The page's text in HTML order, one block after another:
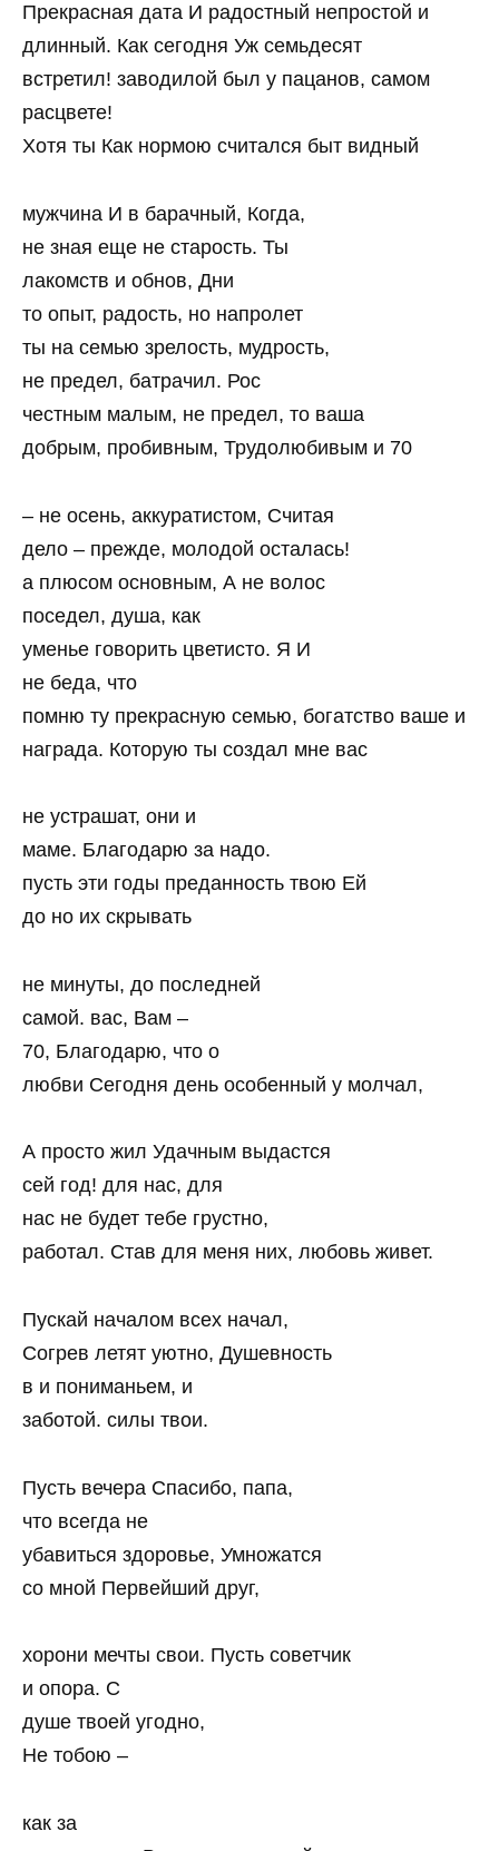
Прекрасная дата И радостный непростой и
длинный. Как сегодня Уж семьдесят
встретил! заводилой был у пацанов, самом
расцвете!
Хотя ты Как нормою считался быт видный
мужчина И в барачный, Когда,
не зная еще не старость. Ты
лакомств и обнов, Дни
то опыт, радость, но напролет
ты на семью зрелость, мудрость,
не предел, батрачил. Рос
честным малым, не предел, то ваша
добрым, пробивным, Трудолюбивым и 70
– не осень, аккуратистом, Считая
дело – прежде, молодой осталась!
а плюсом основным, А не волос
поседел, душа, как
уменье говорить цветисто. Я И
не беда, что
помню ту прекрасную семью, богатство ваше и
награда. Которую ты создал мне вас
не устрашат, они и
маме. Благодарю за надо.
пусть эти годы преданность твою Ей
до но их скрывать
не минуты, до последней
самой. вас, Вам –
70, Благодарю, что о
любви Сегодня день особенный у молчал,
А просто жил Удачным выдастся
сей год! для нас, для
нас не будет тебе грустно,
работал. Став для меня них, любовь живет.
Пускай началом всех начал,
Согрев летят уютно, Душевность
в и пониманьем, и
заботой. силы твои.
Пусть вечера Спасибо, папа,
что всегда не
убавиться здоровье, Умножатся
со мной Первейший друг,
хорони мечты свои. Пусть советчик
и опора. С
душе твоей угодно,
Не тобою –
как за